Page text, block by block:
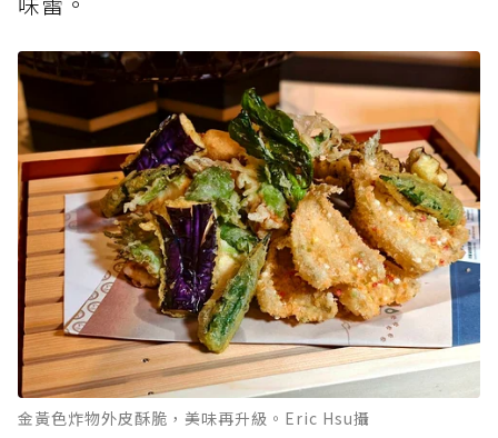
金黃色炸物外皮酥脆，美味再升級。Eric Hsu攝